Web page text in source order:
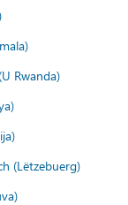
Rwanda)
(Lëtzebuerg)